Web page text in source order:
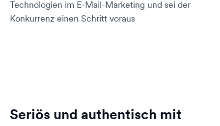
Technologien im E-Mail-Marketing und sei der
Konkurrenz einen Schritt voraus
Seriös und authentisch mit